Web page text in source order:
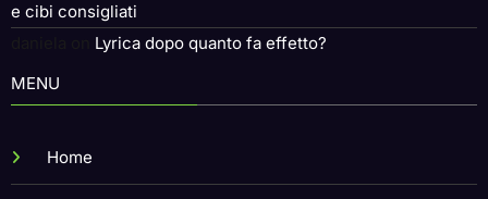
e cibi consigliati
Lyrica dopo quanto fa effetto?
MENU
Home